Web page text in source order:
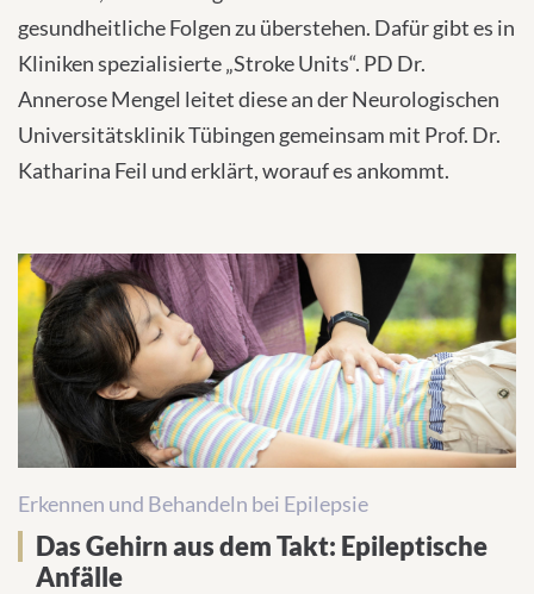
gesundheitliche Folgen zu überstehen. Dafür gibt es in
Kliniken spezialisierte „Stroke Units“. PD Dr.
Annerose Mengel leitet diese an der Neurologischen
Universitätsklinik Tübingen gemeinsam mit Prof. Dr.
Katharina Feil und erklärt, worauf es ankommt.
Erkennen und Behandeln bei Epilepsie
Das Gehirn aus dem Takt: Epileptische
Anfälle